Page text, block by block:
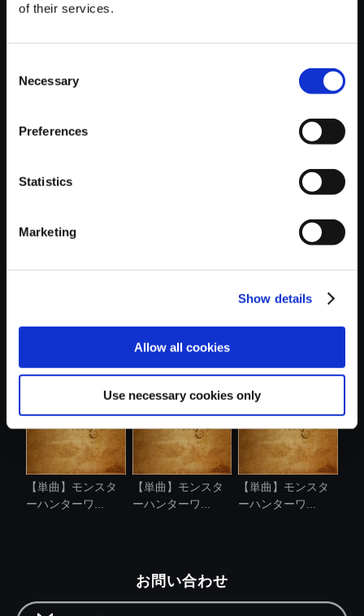
of their services.
Selection
Necessary
Preferences
Statistics
Marketing
Show details
Allow all cookies
Use necessary cookies only
7ポイント付与
【単曲】モンスタ
【単曲】モンスタ
ーハンターワ...
【単曲】モンスタ
【単曲】モンスタ
ーハンターワ...
【単曲】モンスタ
ーハンターワ...
【単曲】モンスタ
ーハンターワ...
お問い合わせ